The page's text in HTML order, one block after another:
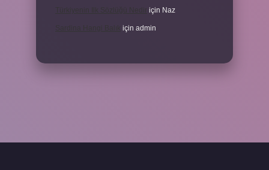
için Naz
için admin